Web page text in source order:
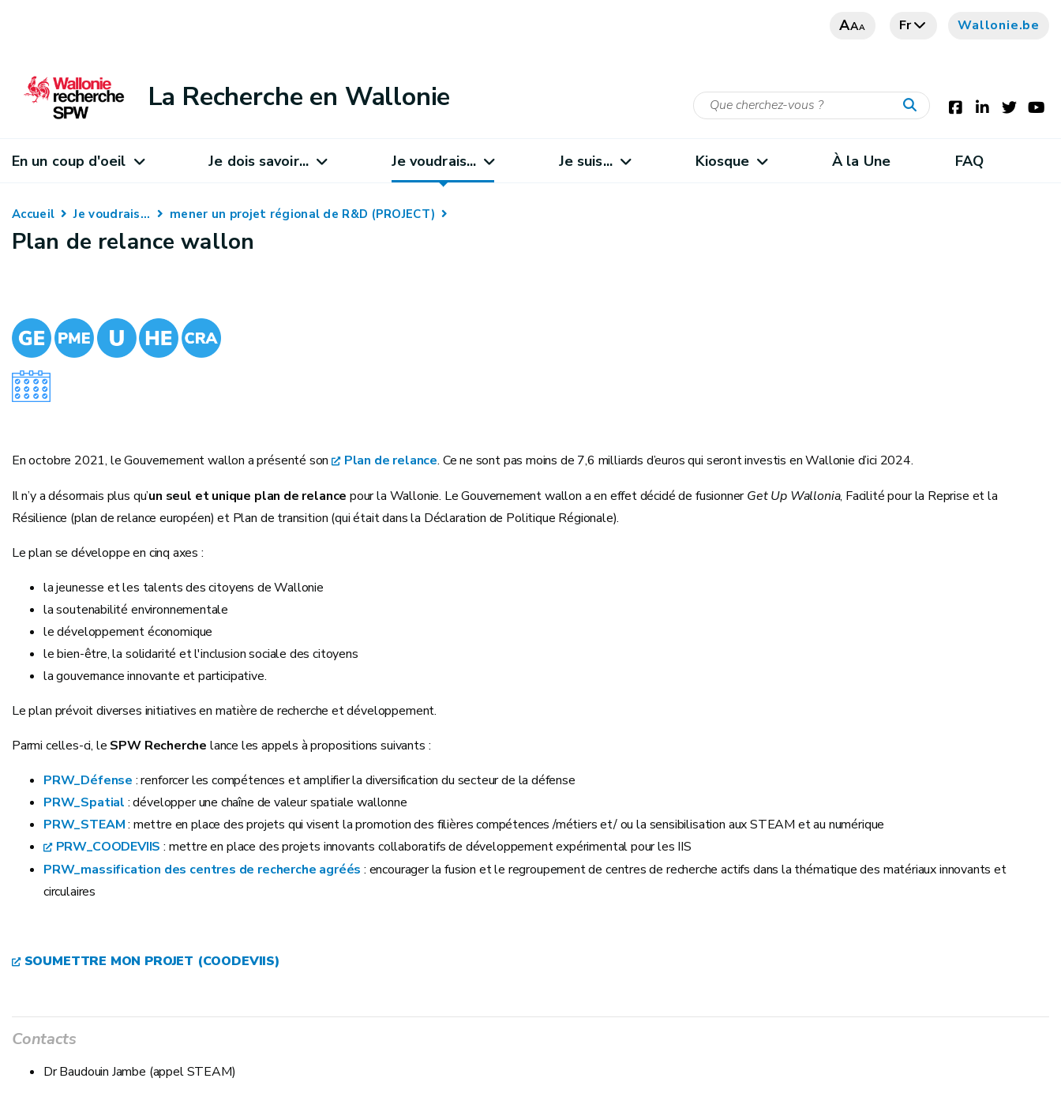
AAA Fr Wallonie.be
La Recherche en Wallonie
En un coup d'oeil Je dois savoir... Je voudrais... Je suis... Kiosque À la Une FAQ
Accueil Je voudrais... mener un projet régional de R&D (PROJECT)
Plan de relance wallon
En octobre 2021, le Gouvernement wallon a présenté son Plan de relance. Ce ne sont pas moins de 7,6 milliards d’euros qui seront investis en Wallonie d’ici 2024.
Il n’y a désormais plus qu’un seul et unique plan de relance pour la Wallonie. Le Gouvernement wallon a en effet décidé de fusionnerGet Up Wallonia, Facilité pour la Reprise et la
Résilience (plan de relance européen) et Plan de transition (qui était dans la Déclaration de Politique Régionale).
Le plan se développe en cinq axes :
la jeunesse et les talents des citoyens de Wallonie
la soutenabilité environnementale
le développement économique
le bien-être, la solidarité et l'inclusion sociale des citoyens
la gouvernance innovante et participative.
Le plan prévoit diverses initiatives en matière de recherche et développement.
Parmi celles-ci, le SPW Recherche lance les appels à propositions suivants :
PRW_Défense : renforcer les compétences et amplifier la diversification du secteur de la défense
PRW_Spatial : développer une chaîne de valeur spatiale wallonne
PRW_STEAM: mettre en place des projets qui visent la promotion des filières compétences /métiers et/ ou la sensibilisation aux STEAM et au numérique
PRW_COODEVIIS : mettre en place des projets innovants collaboratifs de développement expérimental pour les IIS
PRW_massification des centres de recherche agréés : encourager la fusion et le regroupement de centres de recherche actifs dans la thématique des matériaux innovants et
circulaires
SOUMETTRE MON PROJET (COODEVIIS)
Contacts
Dr Baudouin Jambe (appel STEAM)